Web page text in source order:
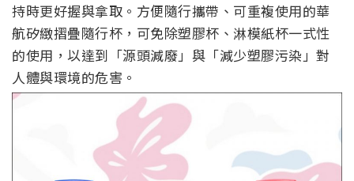
持時更好握與拿取。方便隨行攜帶、可重複使用的華
航矽緻摺疊隨行杯，可免除塑膠杯、淋模紙杯一式性
的使用，以達到「源頭減廢」與「減少塑膠污染」對
人體與環境的危害。